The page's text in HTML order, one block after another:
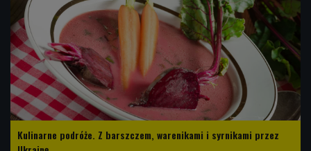
Kulinarne podróże. Z barszczem, warenikami i syrnikami przez